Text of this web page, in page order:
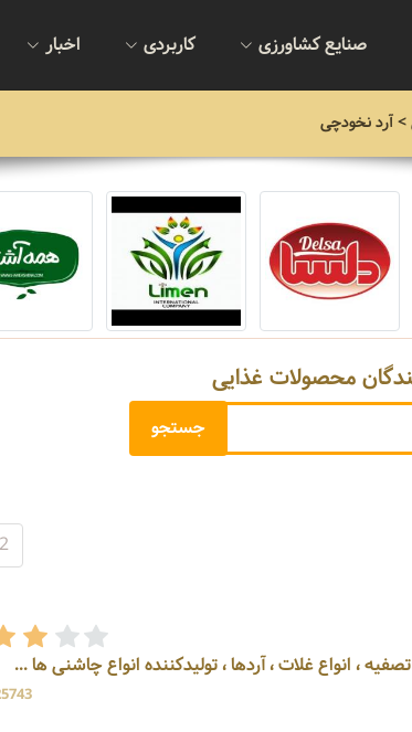
صنایع کشاورزی کاربردی اخبار
> آرد نخودچی
محصولات غذایی
2
، انواع غلات ، آردها ، تولیدکننده انواع چاشنی ها ...
25743